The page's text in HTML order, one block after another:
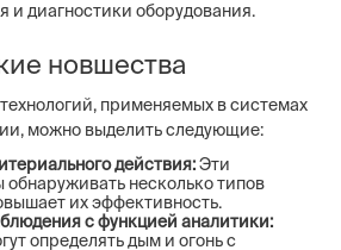
и диагностики оборудования.
новшества
применяемых в системах
можно выделить следующие:
действия:Эти
обнаруживать несколько типов
их эффективность.
с функцией аналитики:
определять дым и огонь с